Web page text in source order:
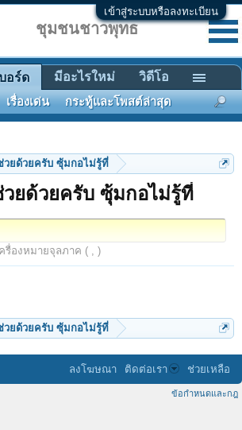
เข้าสู่ระบบหรือลงทะเบียน
วยด้วยครับ ซุ้มกอไม่รู้ที่
ยด้วยครับ ซุ้มกอไม่รู้ที่
รื่องหมายจุลภาค ( , )
วยด้วยครับ ซุ้มกอไม่รู้ที่
ชุมชนชาวพุทธ
อร์ด
เรื่องเด่น กระทู้และโพสต์ล่าสุด
มีอะไรใหม่ วิดีโอ
ลงโฆษณา ติดต่อเรา ช่วยเหลือ
ข้อกำหนดและกฎ